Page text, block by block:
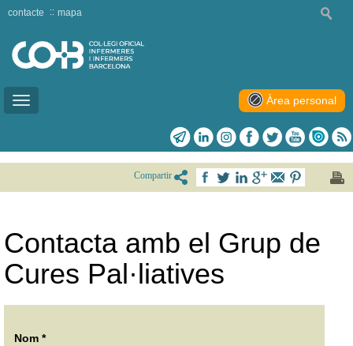
Toggle
contacte mapa
Àrea personal
Compartir
Contacta amb el Grup de
Cures Pal·liatives
Nom *